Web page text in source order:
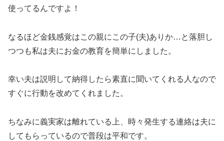
使ってるんですよ！
なるほど金銭感覚はこの親にこの子(夫)ありか…と落胆し
つつも私は夫にお金の教育を簡単にしました。
幸い夫は説明して納得したら素直に聞いてくれる人なので
すぐに行動を改めてくれました。
ちなみに義実家は離れている上、時々発生する連絡は夫に
してもらっているので普段は平和です。